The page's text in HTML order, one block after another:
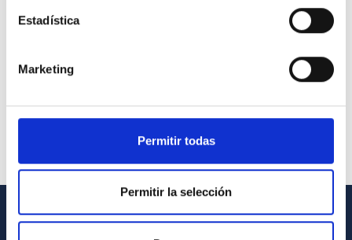
Estadística
Marketing
Permitir todas
Permitir la selección